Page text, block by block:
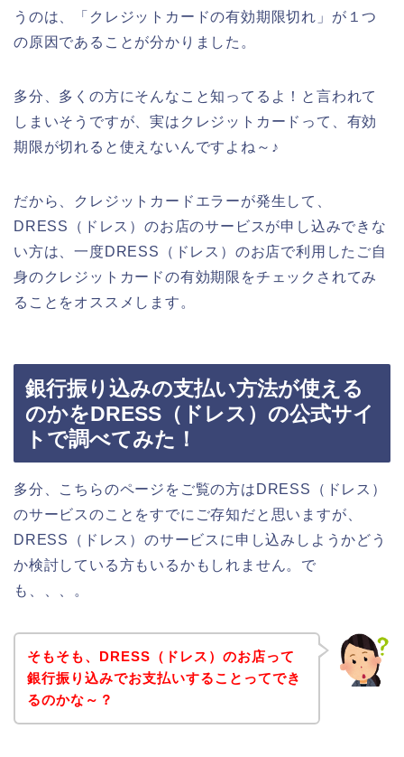
うのは、「クレジットカードの有効期限切れ」が１つ
の原因であることが分かりました。
多分、多くの方にそんなこと知ってるよ！と言われて
しまいそうですが、実はクレジットカードって、有効
期限が切れると使えないんですよね～♪
だから、クレジットカードエラーが発生して、
DRESS（ドレス）のお店のサービスが申し込みできな
い方は、一度DRESS（ドレス）のお店で利用したご自
身のクレジットカードの有効期限をチェックされてみ
ることをオススメします。
銀行振り込みの支払い方法が使える
のかをDRESS（ドレス）の公式サイ
トで調べてみた！
多分、こちらのページをご覧の方はDRESS（ドレス）
のサービスのことをすでにご存知だと思いますが、
DRESS（ドレス）のサービスに申し込みしようかどう
か検討している方もいるかもしれません。で
も、、、。
そもそも、DRESS（ドレス）のお店って
銀行振り込みでお支払いすることってでき
るのかな～？